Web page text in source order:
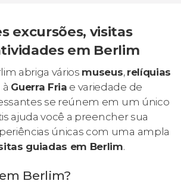
excursões, visitas
em Berlim
abriga vários museus, relíquias
Guerra Fria e variedade de
se reúnem em um único
ajuda você a preencher sua
únicas com uma ampla
guiadas em Berlim.
Berlim?